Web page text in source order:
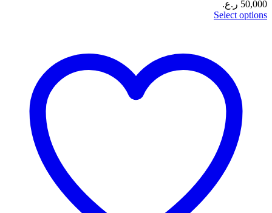
50,000 ر.ع.
Select options